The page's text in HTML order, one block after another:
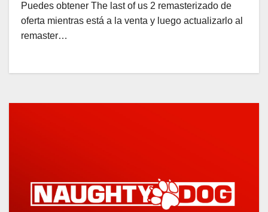
Puedes obtener The last of us 2 remasterizado de
oferta mientras está a la venta y luego actualizarlo al
remaster…